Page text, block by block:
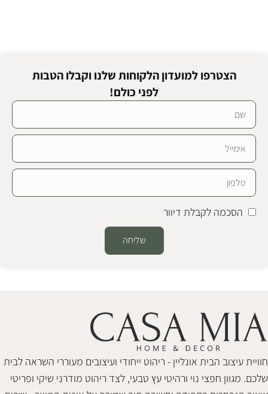
הצטרפו למועדון הלקוחות שלנו וקבלו הטבות
לפני כולם!
הסכמה לקבלת דיוור
שליחה
חוויית עיצוב הבית אונליין - ריהוט ייחודי ועיצובים מעוררי השראה לבית
שלכם. מגוון חפצי נוי ורהיטי עץ טבעי, לצד ריהוט מודרני שיקי ופריטי